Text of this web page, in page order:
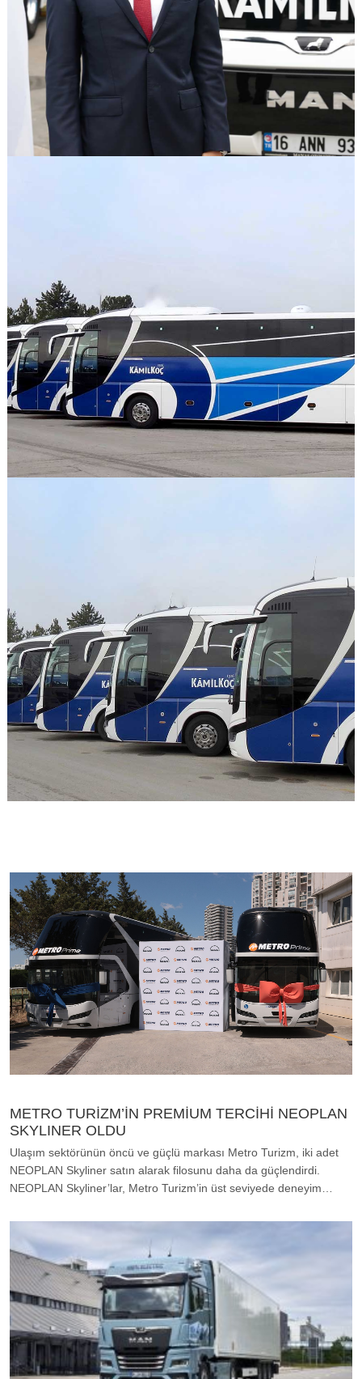
GÖRSELI GÖR
GÖRSELI GÖR
GÖRSELI GÖR
METRO TURİZM’İN PREMİUM TERCİHİ NEOPLAN
SKYLINER OLDU
Ulaşım sektörünün öncü ve güçlü markası Metro Turizm, iki adet
NEOPLAN Skyliner satın alarak filosunu daha da güçlendirdi.
NEOPLAN Skyliner’lar, Metro Turizm’in üst seviyede deneyim…